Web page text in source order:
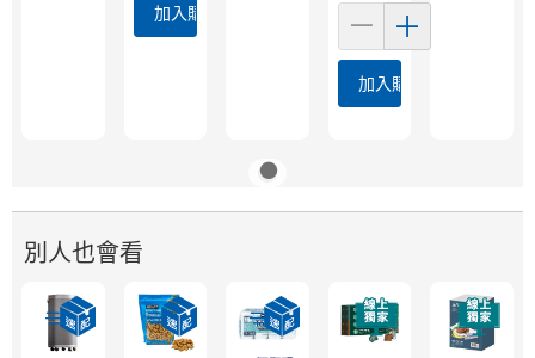
加入購物車
加入購物車
別人也會看